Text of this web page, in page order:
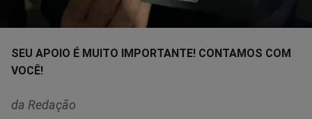
SEU APOIO É MUITO IMPORTANTE! CONTAMOS COM
VOCÊ!
da Redação